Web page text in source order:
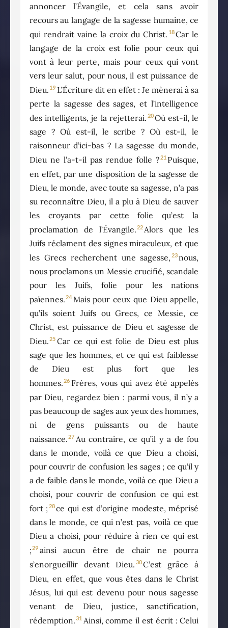
annoncer l’Évangile, et cela sans avoir
recours au langage de la sagesse humaine, ce
qui rendrait vaine la croix du Christ. 18Car le
langage de la croix est folie pour ceux qui
vont à leur perte, mais pour ceux qui vont
vers leur salut, pour nous, il est puissance de
Dieu. 19 L’Écriture dit en effet : Je mènerai à sa
perte la sagesse des sages, et l’intelligence
des intelligents, je la rejetterai. 20Où est-il, le
sage ? Où est-il, le scribe ? Où est-il, le
raisonneur d’ici-bas ? La sagesse du monde,
Dieu ne l’a-t-il pas rendue folle ?21 Puisque,
en effet, par une disposition de la sagesse de
Dieu, le monde, avec toute sa sagesse, n’a pas
su reconnaître Dieu, il a plu à Dieu de sauver
les croyants par cette folie qu’est la
proclamation de l’Évangile.22 Alors que les
Juifs réclament des signes miraculeux, et que
les Grecs recherchent une sagesse, 23nous,
nous proclamons un Messie crucifié, scandale
pour les Juifs, folie pour les nations
païennes.24 Mais pour ceux que Dieu appelle,
qu’ils soient Juifs ou Grecs, ce Messie, ce
Christ, est puissance de Dieu et sagesse de
Dieu.25 Car ce qui est folie de Dieu est plus
sage que les hommes, et ce qui est faiblesse
de Dieu est plus fort que les
hommes.26 Frères, vous qui avez été appelés
par Dieu, regardez bien : parmi vous, il n’y a
pas beaucoup de sages aux yeux des hommes,
ni de gens puissants ou de haute
naissance.27 Au contraire, ce qu’il y a de fou
dans le monde, voilà ce que Dieu a choisi,
pour couvrir de confusion les sages ; ce qu’il y
a de faible dans le monde, voilà ce que Dieu a
choisi, pour couvrir de confusion ce qui est
fort ; 28ce qui est d’origine modeste, méprisé
dans le monde, ce qui n’est pas, voilà ce que
Dieu a choisi, pour réduire à rien ce qui est
;29 ainsi aucun être de chair ne pourra
s’enorgueillir devant Dieu. 30C’est grâce à
Dieu, en effet, que vous êtes dans le Christ
Jésus, lui qui est devenu pour nous sagesse
venant de Dieu, justice, sanctification,
rédemption. 31 Ainsi, comme il est écrit : Celui